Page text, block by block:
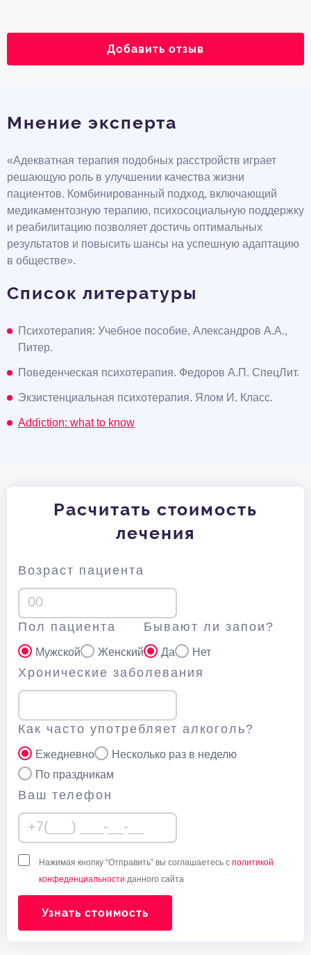
Добавить отзыв
Мнение эксперта
«Адекватная терапия подобных расстройств играет
решающую роль в улучшении качества жизни
пациентов. Комбинированный подход, включающий
медикаментозную терапию, психосоциальную поддержку
и реабилитацию позволяет достичь оптимальных
результатов и повысить шансы на успешную адаптацию
в обществе».
Список литературы
Психотерапия: Учебное пособие, Александров А.А.,
Питер.
Поведенческая психотерапия. Федоров А.П. СпецЛит.
Экзистенциальная психотерапия. Ялом И. Класс.
Addiction: what to know
Расчитать стоимость
лечения
Возраст пациента
Пол пациента
Мужской Женский
Бывают ли запои?
Да Нет
Хронические заболевания
Как часто употребляет алкоголь?
Ежедневно
Несколько раз в неделю
По праздникам
Ваш телефон
Нажимая кнопку “Отправить” вы соглашаетесь с политикой
конфеденциальности данного сайта
Узнать стоимость